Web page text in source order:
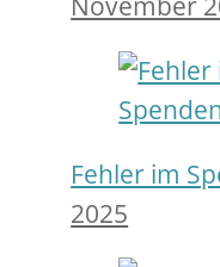
Fehler im
2025